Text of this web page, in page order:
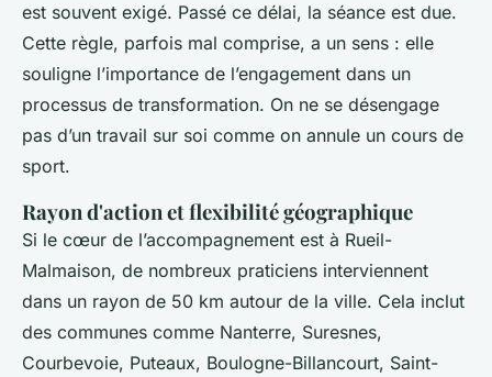
est souvent exigé. Passé ce délai, la séance est due.
Cette règle, parfois mal comprise, a un sens : elle
souligne l’importance de l’engagement dans un
processus de transformation. On ne se désengage
pas d’un travail sur soi comme on annule un cours de
sport.
Rayon d'action et flexibilité géographique
Si le cœur de l’accompagnement est à Rueil-
Malmaison, de nombreux praticiens interviennent
dans un rayon de 50 km autour de la ville. Cela inclut
des communes comme Nanterre, Suresnes,
Courbevoie, Puteaux, Boulogne-Billancourt, Saint-